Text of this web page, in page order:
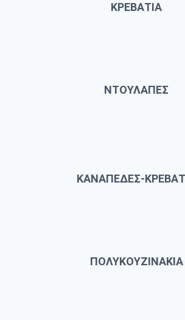
ΚΡΕΒΑΤΙΑ
ΝΤΟΥΛΑΠΕΣ
ΚΑΝΑΠΕΔΕΣ-
ΠΟΛΥΚΟΥΖΙΝΑΚΙΑ